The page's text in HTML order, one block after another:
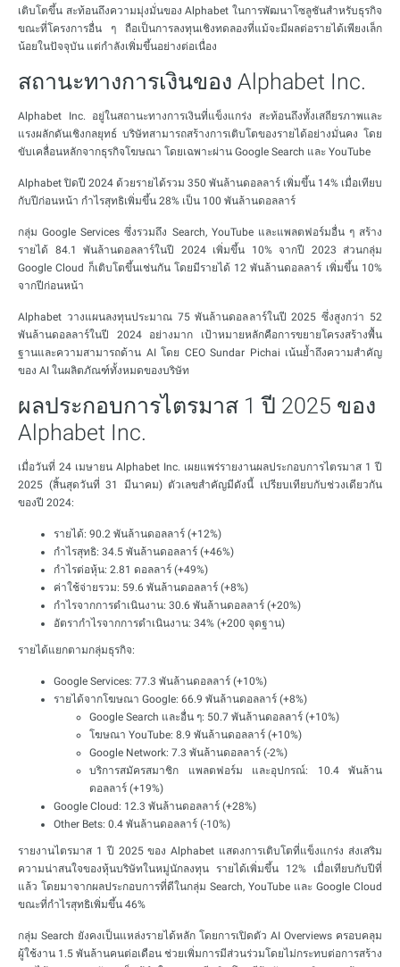
เติบโตขึ้น สะท้อนถึงความมุ่งมั่นของ Alphabet ในการพัฒนาโซลูชันสำหรับธุรกิจ
ขณะที่โครงการอื่น ๆ ถือเป็นการลงทุนเชิงทดลองที่แม้จะมีผลต่อรายได้เพียงเล็ก
น้อยในปัจจุบัน แต่กำลังเพิ่มขึ้นอย่างต่อเนื่อง
สถานะทางการเงินของ Alphabet Inc.
Alphabet Inc. อยู่ในสถานะทางการเงินที่แข็งแกร่ง สะท้อนถึงทั้งเสถียรภาพและ
แรงผลักดันเชิงกลยุทธ์ บริษัทสามารถสร้างการเติบโตของรายได้อย่างมั่นคง โดย
ขับเคลื่อนหลักจากธุรกิจโฆษณา โดยเฉพาะผ่าน Google Search และ YouTube
Alphabet ปิดปี 2024 ด้วยรายได้รวม 350 พันล้านดอลลาร์ เพิ่มขึ้น 14% เมื่อเทียบ
กับปีก่อนหน้า กำไรสุทธิเพิ่มขึ้น 28% เป็น 100 พันล้านดอลลาร์
กลุ่ม Google Services ซึ่งรวมถึง Search, YouTube และแพลตฟอร์มอื่น ๆ สร้าง
รายได้ 84.1 พันล้านดอลลาร์ในปี 2024 เพิ่มขึ้น 10% จากปี 2023 ส่วนกลุ่ม
Google Cloud ก็เติบโตขึ้นเช่นกัน โดยมีรายได้ 12 พันล้านดอลลาร์ เพิ่มขึ้น 10%
จากปีก่อนหน้า
Alphabet วางแผนลงทุนประมาณ 75 พันล้านดอลลาร์ในปี 2025 ซึ่งสูงกว่า 52
พันล้านดอลลาร์ในปี 2024 อย่างมาก เป้าหมายหลักคือการขยายโครงสร้างพื้น
ฐานและความสามารถด้าน AI โดย CEO Sundar Pichai เน้นย้ำถึงความสำคัญ
ของ AI ในผลิตภัณฑ์ทั้งหมดของบริษัท
ผลประกอบการไตรมาส 1 ปี 2025 ของ
Alphabet Inc.
เมื่อวันที่ 24 เมษายน Alphabet Inc. เผยแพร่รายงานผลประกอบการไตรมาส 1 ปี
2025 (สิ้นสุดวันที่ 31 มีนาคม) ตัวเลขสำคัญมีดังนี้ เปรียบเทียบกับช่วงเดียวกัน
ของปี 2024:
รายได้: 90.2 พันล้านดอลลาร์ (+12%)
กำไรสุทธิ: 34.5 พันล้านดอลลาร์ (+46%)
กำไรต่อหุ้น: 2.81 ดอลลาร์ (+49%)
ค่าใช้จ่ายรวม: 59.6 พันล้านดอลลาร์ (+8%)
กำไรจากการดำเนินงาน: 30.6 พันล้านดอลลาร์ (+20%)
อัตรากำไรจากการดำเนินงาน: 34% (+200 จุดฐาน)
รายได้แยกตามกลุ่มธุรกิจ:
Google Services: 77.3 พันล้านดอลลาร์ (+10%)
รายได้จากโฆษณา Google: 66.9 พันล้านดอลลาร์ (+8%)
Google Search และอื่น ๆ: 50.7 พันล้านดอลลาร์ (+10%)
โฆษณา YouTube: 8.9 พันล้านดอลลาร์ (+10%)
Google Network: 7.3 พันล้านดอลลาร์ (-2%)
บริการสมัครสมาชิก แพลตฟอร์ม และอุปกรณ์: 10.4 พันล้าน
ดอลลาร์ (+19%)
Google Cloud: 12.3 พันล้านดอลลาร์ (+28%)
Other Bets: 0.4 พันล้านดอลลาร์ (-10%)
รายงานไตรมาส 1 ปี 2025 ของ Alphabet แสดงการเติบโตที่แข็งแกร่ง ส่งเสริม
ความน่าสนใจของหุ้นบริษัทในหมู่นักลงทุน รายได้เพิ่มขึ้น 12% เมื่อเทียบกับปีที่
แล้ว โดยมาจากผลประกอบการที่ดีในกลุ่ม Search, YouTube และ Google Cloud
ขณะที่กำไรสุทธิเพิ่มขึ้น 46%
กลุ่ม Search ยังคงเป็นแหล่งรายได้หลัก โดยการเปิดตัว AI Overviews ครอบคลุม
ผู้ใช้งาน 1.5 พันล้านคนต่อเดือน ช่วยเพิ่มการมีส่วนร่วมโดยไม่กระทบต่อการสร้าง